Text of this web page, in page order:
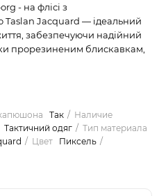
- на флісі з
Jacquard — ідеальний
забезпечуючи надійний
прорезиненим блискавкам,
Так
Наличие
Тактичний одяг
Тип материала
Цвет Пиксель